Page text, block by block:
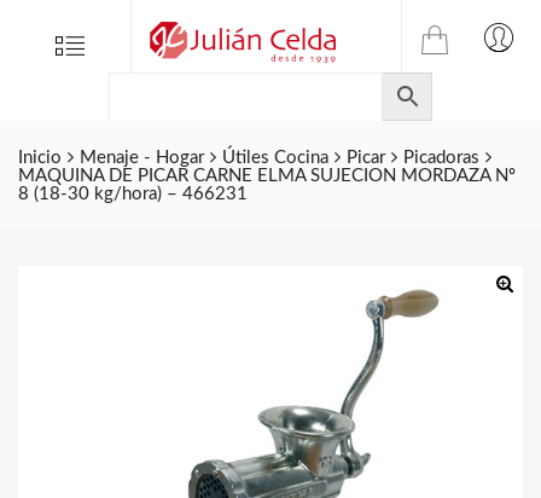
Menu
TIENDA
ONLINE
DE
JULIAN
CELDA
Inicio Menaje - Hogar Útiles Cocina Picar
Picadoras
MAQUINA DE PICAR CARNE ELMA SUJECION MORDAZA Nº
8 (18-30 kg/hora) – 466231
Folletos
Contacto